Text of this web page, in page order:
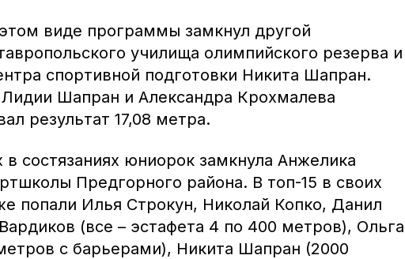
виде программы замкнул другой
училища олимпийского резерва и
спортивной подготовки Никита Шапран.
Шапран и Александра Крохмалева
результат 17,08 метра.
состязаниях юниорок замкнула Анжелика
Предгорного района. В топ-15 в своих
попали Илья Строкун, Николай Копко, Данил
(все – эстафета 4 по 400 метров), Ольга
с барьерами), Никита Шапран (2000